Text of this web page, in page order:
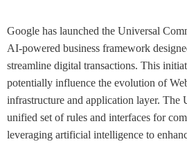
Google has launched the Universal
AI-powered business framework
streamline digital transactions. This
potentially influence the evolution of
infrastructure and application layer. The
unified set of rules and interfaces for
leveraging artificial intelligence to